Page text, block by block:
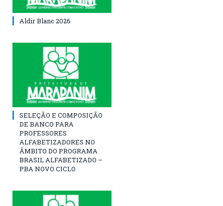
Aldir Blanc 2026
SELEÇÃO E COMPOSIÇÃO
DE BANCO PARA
PROFESSORES
ALFABETIZADORES NO
ÂMBITO DO PROGRAMA
BRASIL ALFABETIZADO –
PBA NOVO CICLO